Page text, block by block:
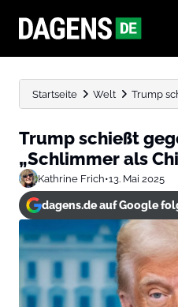
Startseite Welt Trump
Trump schießt
„Schlimmer als
Kathrine Frich•13. Mai 2025
dagens.de auf Google